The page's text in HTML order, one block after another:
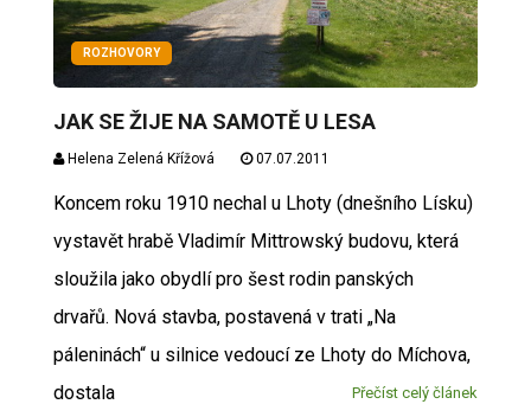
ROZHOVORY
JAK SE ŽIJE NA SAMOTĚ U LESA
Helena Zelená Křížová 07.07.2011
Koncem roku 1910 nechal u Lhoty (dnešního Lísku)
vystavět hrabě Vladimír Mittrowský budovu, která
sloužila jako obydlí pro šest rodin panských
drvařů. Nová stavba, postavená v trati „Na
páleninách“ u silnice vedoucí ze Lhoty do Míchova,
dostala
Přečíst celý článek